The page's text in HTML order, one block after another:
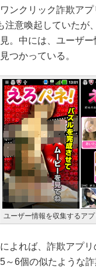
ンクリック詐欺ア
注意喚起していたが
。中には、ユーザ
つかっている。
ユーザー情報を収集するア
よれば、詐欺アプリ
～6個の似たような